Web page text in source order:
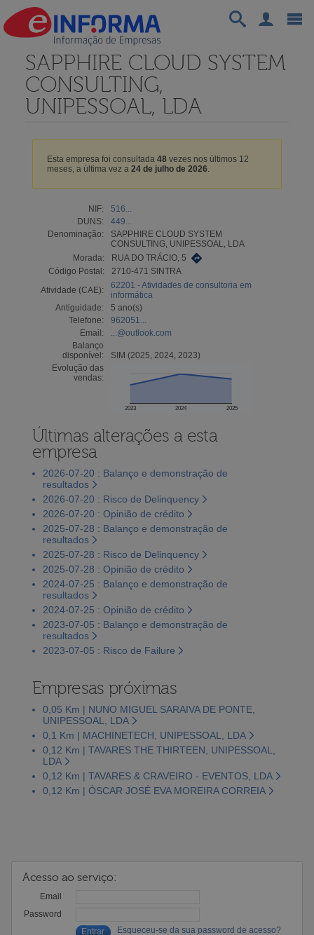
SAPPHIRE CLOUD SYSTEM
CONSULTING,
UNIPESSOAL, LDA
Esta empresa foi consultada 48vezes nos últimos 12
meses, a última vez a 24 de julho de 2026.
NIF:
516...
DUNS:
449...
Denominação:
SAPPHIRE CLOUD SYSTEM
CONSULTING, UNIPESSOAL, LDA
Morada:
RUA DO TRÁCIO, 5
Código Postal:
2710-471 SINTRA
Atividade (CAE):
62201 - Atividades de consultoria em
informática
Antiguidade:
5 ano(s)
Telefone:
962051...
Email:
...@outlook.com
Balanço
disponível:
SIM (2025, 2024, 2023)
Evolução das
vendas:
2023 2024 2025
Últimas alterações a esta
empresa
2026-07-20 : Balanço e demonstração de
resultados
2026-07-20 : Risco de Delinquency
2026-07-20 : Opinião de crédito
2025-07-28 : Balanço e demonstração de
resultados
2025-07-28 : Risco de Delinquency
2025-07-28 : Opinião de crédito
2024-07-25 : Balanço e demonstração de
resultados
2024-07-25 : Opinião de crédito
2023-07-05 : Balanço e demonstração de
resultados
2023-07-05 : Risco de Failure
Empresas próximas
0,05 Km | NUNO MIGUEL SARAIVA DE PONTE,
UNIPESSOAL, LDA
0,1 Km | MACHINETECH, UNIPESSOAL, LDA
0,12 Km | TAVARES THE THIRTEEN, UNIPESSOAL,
LDA
0,12 Km | TAVARES & CRAVEIRO - EVENTOS, LDA
0,12 Km | ÓSCAR JOSÉ EVA MOREIRA CORREIA
Acesso ao serviço:
Email
Password
Esqueceu-se da sua password de acesso?